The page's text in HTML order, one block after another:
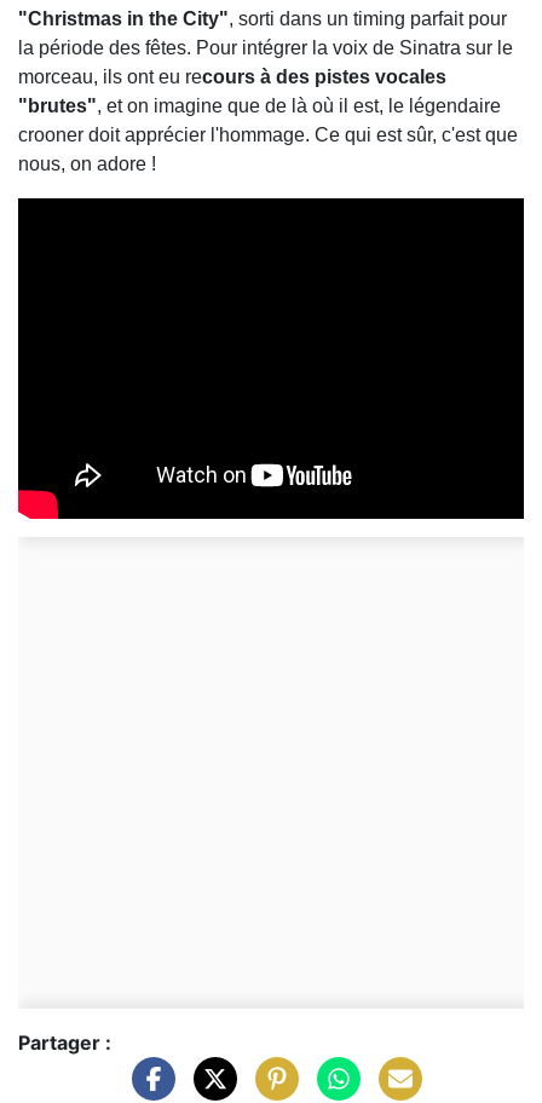
"Christmas in the City", sorti dans un timing parfait pour
la période des fêtes. Pour intégrer la voix de Sinatra sur le
morceau, ils ont eu recours à des pistes vocales
"brutes", et on imagine que de là où il est, le légendaire
crooner doit apprécier l'hommage. Ce qui est sûr, c'est que
nous, on adore !
Partager :